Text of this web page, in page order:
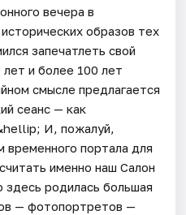
вечера в
образов тех
запечатлеть свой
и более 100 лет
смысле предлагается
сеанс — как
И, пожалуй,
портала для
именно наш Салон
родилась большая
— фотопортретов —